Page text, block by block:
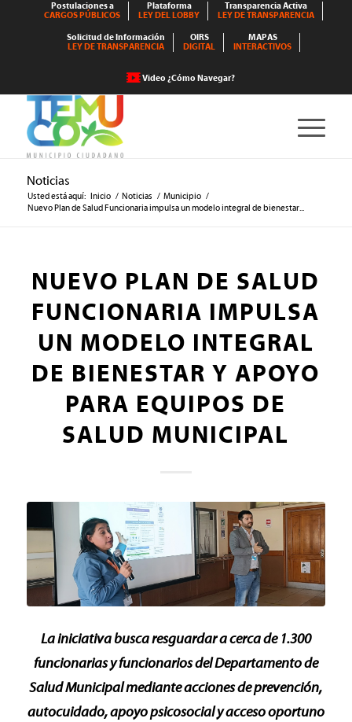
Postulaciones a
CARGOS PÚBLICOS
Plataforma
LEY DEL LOBBY
Transparencia Activa
LEY DE TRANSPARENCIA
Solicitud de Información
LEY DE TRANSPARENCIA
OIRS
DIGITAL
MAPAS
INTERACTIVOS
Video ¿Cómo Navegar?
Noticias
Usted está aquí: Inicio / Noticias / Municipio /
Nuevo Plan de Salud Funcionaria impulsa un modelo integral de bienestar...
NUEVO PLAN DE SALUD
FUNCIONARIA IMPULSA
UN MODELO INTEGRAL
DE BIENESTAR Y APOYO
PARA EQUIPOS DE
SALUD MUNICIPAL
La iniciativa busca resguardar a cerca de 1.300
funcionarias y funcionarios del Departamento de
Salud Municipal mediante acciones de prevención,
autocuidado, apoyo psicosocial y acceso oportuno